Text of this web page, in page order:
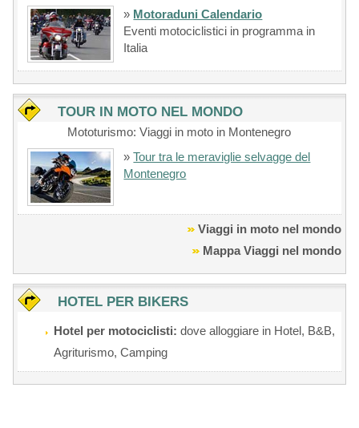
» Motoraduni Calendario
Eventi motociclistici in programma in
Italia
TOUR IN MOTO NEL MONDO
Mototurismo: Viaggi in moto in Montenegro
»Tour tra le meraviglie selvagge del
Montenegro
Viaggi in moto nel mondo
Mappa Viaggi nel mondo
HOTEL PER BIKERS
Hotel per motociclisti: dove alloggiare in Hotel, B&B,
Agriturismo, Camping